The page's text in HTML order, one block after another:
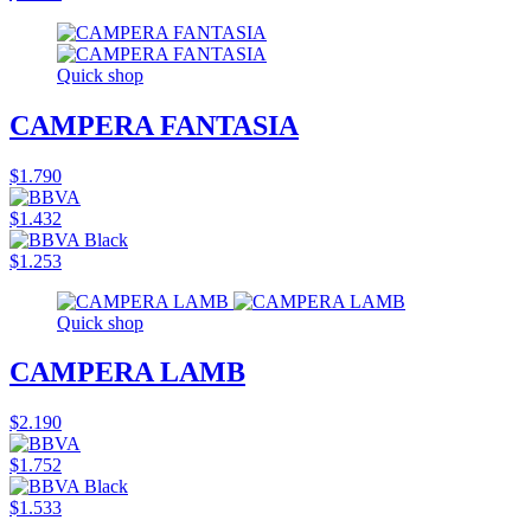
Quick shop
CAMPERA FANTASIA
$1.790
$1.432
$1.253
Quick shop
CAMPERA LAMB
$2.190
$1.752
$1.533